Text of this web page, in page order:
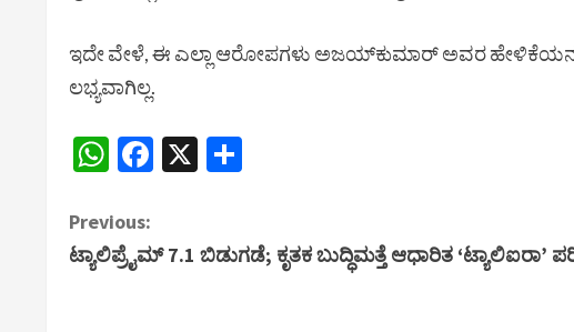
ಇದೇ ವೇಳೆ, ಈ ಎಲ್ಲಾ ಆರೋಪಗಳು ಅಜಯ್‌ಕುಮಾರ್ ಅವರ
ಲಭ್ಯವಾಗಿಲ್ಲ.
WhatsApp
Facebook
X
C
o
Previous:
ಟ್ಯಾಲಿಪ್ರೈಮ್ 7.1 ಬಿಡುಗಡೆ; ಕೃತಕ ಬುದ್ಧಿಮತ್ತೆ ಆಧಾರಿತ ‘ಟ್ಯಾಲಿಐರಾ’